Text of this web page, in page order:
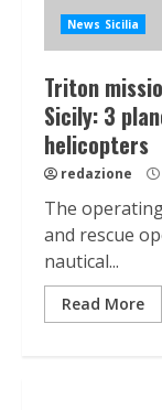
News Sicilia
Triton
Sicily: 3
helicopters
redazione
The
and rescue
nautical...
Read More